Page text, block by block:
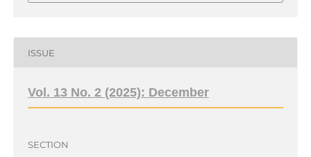
ISSUE
Vol. 13 No. 2 (2025): December
SECTION